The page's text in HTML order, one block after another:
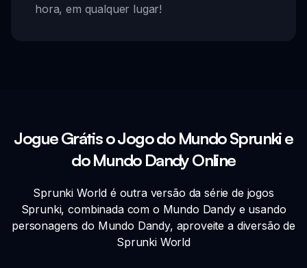
hora, em qualquer lugar!
Jogue Grátis o Jogo do Mundo Sprunki e
do Mundo Dandy Online
Sprunki World é outra versão da série de jogos
Sprunki, combinada com o Mundo Dandy e usando
personagens do Mundo Dandy, aproveite a diversão de
Sprunki World